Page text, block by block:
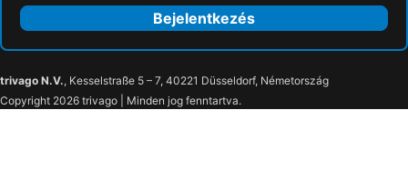
Bejelentkezés
trivago N.V., Kesselstraße 5 – 7, 40221 Düsseldorf, Németország
Copyright 2026 trivago | Minden jog fenntartva.